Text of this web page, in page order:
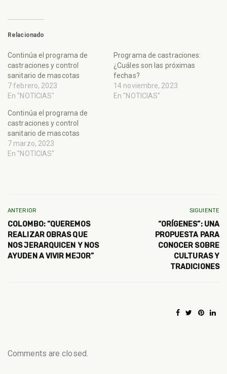
Relacionado
Continúa el programa de
castraciones y control
sanitario de mascotas
7 febrero, 2023
En "NOTICIAS"
Programa de castraciones:
¿Cuáles son las próximas
fechas?
14 noviembre, 2023
En "NOTICIAS"
Continúa el programa de
castraciones y control
sanitario de mascotas
7 marzo, 2023
En "NOTICIAS"
ANTERIOR
COLOMBO: “QUEREMOS
REALIZAR OBRAS QUE
NOS JERARQUICEN Y NOS
AYUDEN A VIVIR MEJOR”
SIGUIENTE
“ORÍGENES”: UNA
PROPUESTA PARA
CONOCER SOBRE
CULTURAS Y
TRADICIONES
Comments are closed.